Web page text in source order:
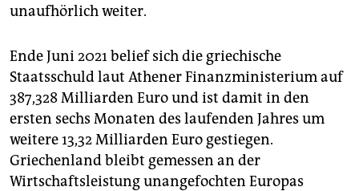
unaufhörlich weiter.
Ende Juni 2021 belief sich die griechische
Staatsschuld laut Athener Finanzministerium auf
387,328 Milliarden Euro und ist damit in den
ersten sechs Monaten des laufenden Jahres um
weitere 13,32 Milliarden Euro gestiegen.
Griechenland bleibt gemessen an der
Wirtschaftsleistung unangefochten Europas